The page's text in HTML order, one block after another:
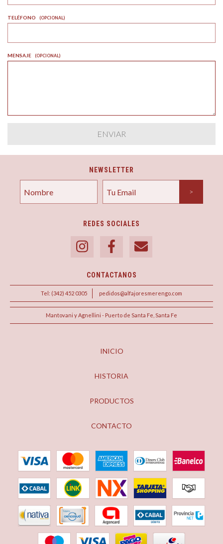
TELÉFONO (OPCIONAL)
MENSAJE (OPCIONAL)
NEWSLETTER
REDES SOCIALES
CONTACTANOS
Tel: (342) 452 0305 pedidos@alfajoresmerengo.com
Mantovani y Agnellini - Puerto de Santa Fe, Santa Fe
INICIO
HISTORIA
PRODUCTOS
CONTACTO